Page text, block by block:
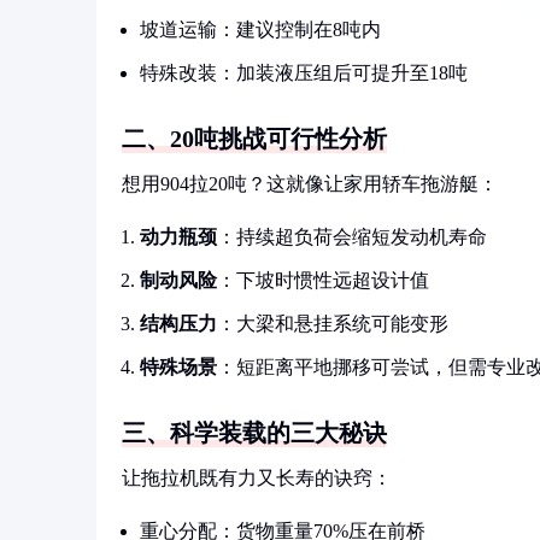
坡道运输：建议控制在8吨内
特殊改装：加装液压组后可提升至18吨
二、20吨挑战可行性分析
想用904拉20吨？这就像让家用轿车拖游艇：
动力瓶颈 ：持续超负荷会缩短发动机寿命
制动风险：下坡时惯性远超设计值
结构压力 ：大梁和悬挂系统可能变形
特殊场景 ：短距离平地挪移可尝试，但需专业
三、科学装载的三大秘诀
让拖拉机既有力又长寿的诀窍：
重心分配：货物重量70%压在前桥